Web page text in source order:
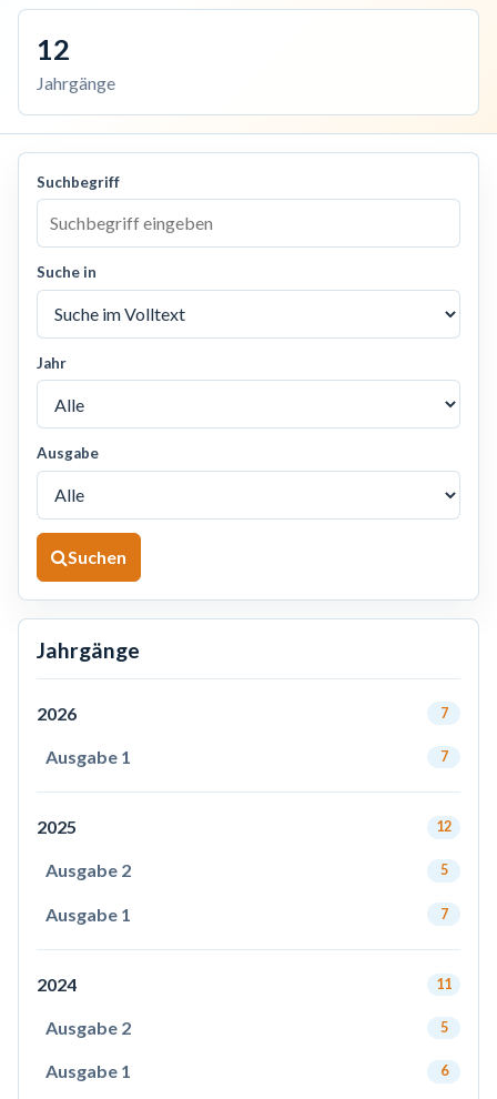
12
Jahrgänge
Suchbegriff
Suche in
Jahr
Ausgabe
Suchen
Jahrgänge
2026 7
Ausgabe 1 7
2025 12
Ausgabe 2 5
Ausgabe 1 7
2024 11
Ausgabe 2 5
Ausgabe 1 6